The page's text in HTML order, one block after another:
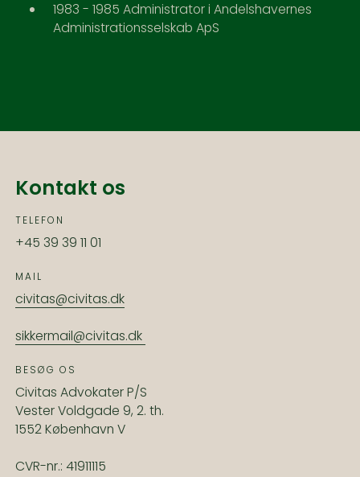
1983 - 1985 Administrator i Andelshavernes
Administrationsselskab ApS
Kontakt os
TELEFON
+45 39 39 11 01
MAIL
civitas@civitas.dk
sikkermail@civitas.dk
BESØG OS
Civitas Advokater P/S
Vester Voldgade 9, 2. th.
1552 København V
CVR-nr.: 41911115